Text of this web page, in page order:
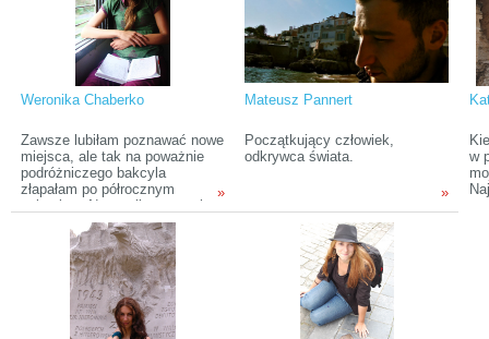
Weronika Chaberko
Zawsze lubiłam poznawać nowe
miejsca, ale tak na poważnie
podróżniczego bakcyla
złapałam po półrocznym
pobycie w Norwegii w ramach
wymiany studenckiej.
Znajomości, jakie wtedy
zawarłam spowodowały, że
świat nagle się skurczył, a
podróże – bliższe i dalsze,
stały się łatwe i naturalne.
»
Mateusz Pannert
Początkujący człowiek,
odkrywca świata.
»
w